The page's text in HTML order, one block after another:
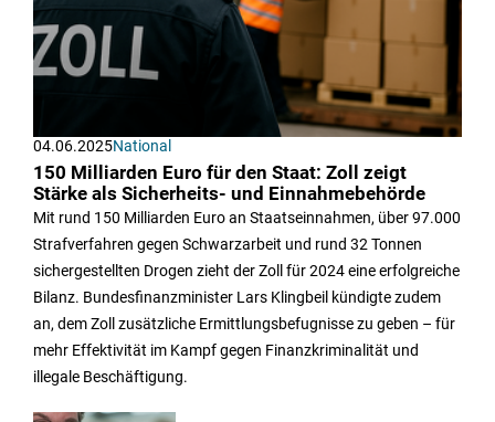
04.06.2025National
150 Milliarden Euro für den Staat: Zoll zeigt
Stärke als Sicherheits- und Einnahmebehörde
Mit rund 150 Milliarden Euro an Staatseinnahmen, über 97.000
Strafverfahren gegen Schwarzarbeit und rund 32 Tonnen
sichergestellten Drogen zieht der Zoll für 2024 eine erfolgreiche
Bilanz. Bundesfinanzminister Lars Klingbeil kündigte zudem
an, dem Zoll zusätzliche Ermittlungsbefugnisse zu geben – für
mehr Effektivität im Kampf gegen Finanzkriminalität und
illegale Beschäftigung.